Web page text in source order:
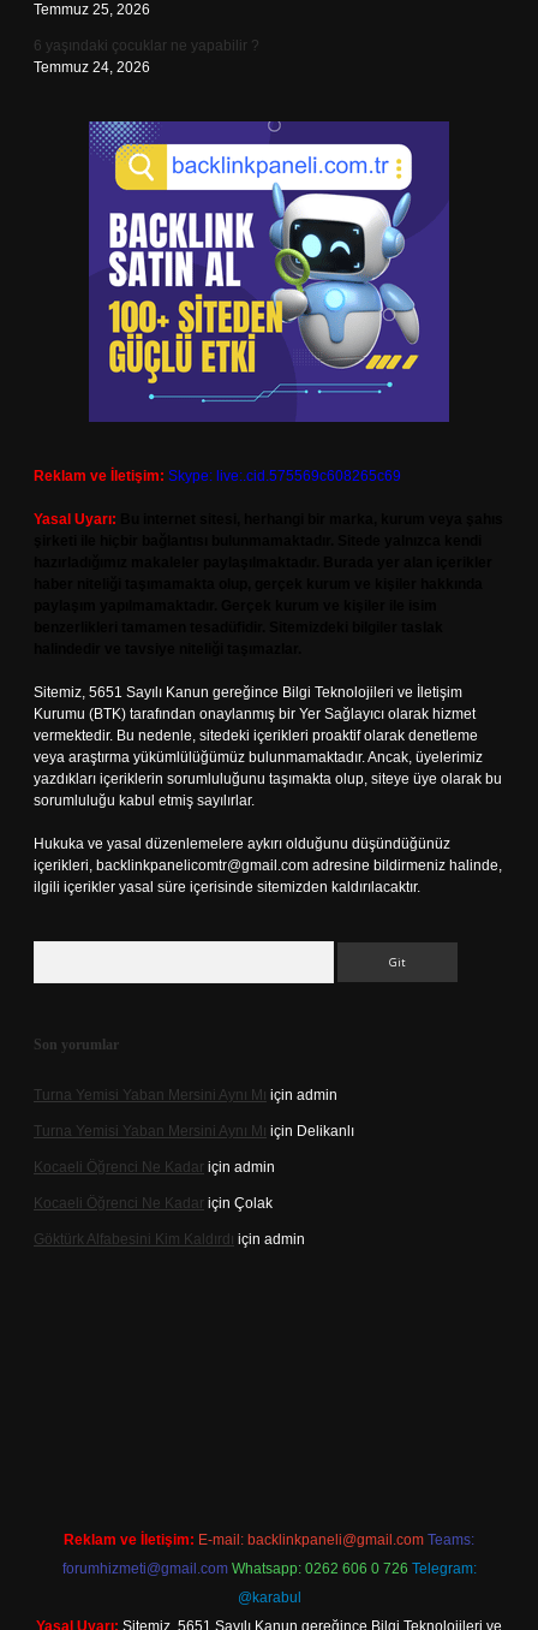
Temmuz 25, 2026
6 yaşındaki çocuklar ne yapabilir ?
Temmuz 24, 2026
Reklam ve İletişim: Skype: live:.cid.575569c608265c69
Yasal Uyarı:
Sitemiz, 5651 Sayılı Kanun gereğince Bilgi Teknolojileri ve İletişim
Kurumu (BTK) tarafından onaylanmış bir Yer Sağlayıcı olarak hizmet
vermektedir. Bu nedenle, sitedeki içerikleri proaktif olarak denetleme
veya araştırma yükümlülüğümüz bulunmamaktadır. Ancak, üyelerimiz
yazdıkları içeriklerin sorumluluğunu taşımakta olup, siteye üye olarak bu
sorumluluğu kabul etmiş sayılırlar.
Hukuka ve yasal düzenlemelere aykırı olduğunu düşündüğünüz
içerikleri, backlinkpanelicomtr@gmail.com adresine bildirmeniz halinde,
ilgili içerikler yasal süre içerisinde sitemizden kaldırılacaktır.
Son yorumlar
Turna Yemisi Yaban Mersini Aynı Mı için admin
Turna Yemisi Yaban Mersini Aynı Mı için Delikanlı
Kocaeli Öğrenci Ne Kadar için admin
Kocaeli Öğrenci Ne Kadar için Çolak
Göktürk Alfabesini Kim Kaldırdı için admin
Reklam ve İletişim: E-mail: backlinkpaneli@gmail.com Teams:
forumhizmeti@gmail.com Whatsapp: 0262 606 0 726 Telegram:
@karabul
Yasal Uyarı: Sitemiz, 5651 Sayılı Kanun gereğince Bilgi Teknolojileri ve